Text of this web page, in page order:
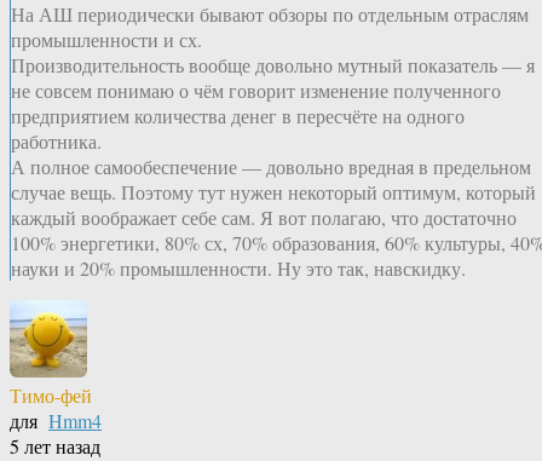
На АШ периодически бывают обзоры по отдельным отраслям
промышленности и сх.
Производительность вообще довольно мутный показатель — я
не совсем понимаю о чём говорит изменение полученного
предприятием количества денег в пересчёте на одного
работника.
А полное самообеспечение — довольно вредная в предельном
случае вещь. Поэтому тут нужен некоторый оптимум, который
каждый воображает себе сам. Я вот полагаю, что достаточно
100% энергетики, 80% сх, 70% образования, 60% культуры,
науки и 20% промышленности. Ну это так, навскидку.
Тимо-фей
для Hmm4
5 лет назад